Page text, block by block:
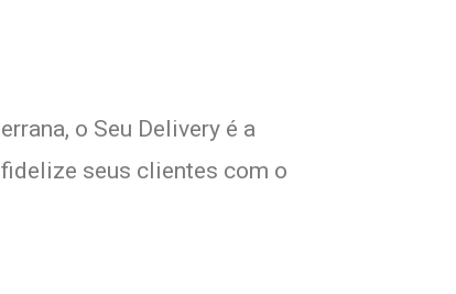
o Seu Delivery é a
seus clientes com o